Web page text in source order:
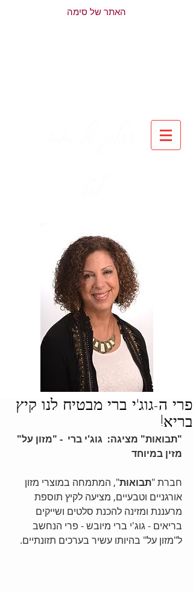
האתר של סימה
פרי ה-גוג'י ברי מבטיח לנו קיץ
בריא!
"תבואות" מציגה:  גוג'י ברי  - "מזון על"
מזין במיוחד
חברת "תבואות", המתמחה במוצרי מזון
אורגניים וטבעיים, מציעה לקיץ תוספת
מרעננת ומזינה להכנת סלטים ושייקים
בריאים - גוג'י ברי מיובש - פרי הנחשב
ל"מזון על" בהיותו עשיר בערכים תזונתיים.